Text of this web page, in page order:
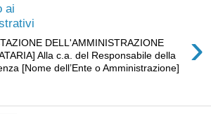
ai
›
DELL'AMMINISTRAZIONE
Alla c.a. del Responsabile della
[Nome dell’Ente o Amministrazione]